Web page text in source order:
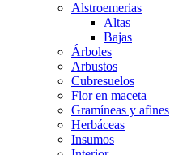
Alstroemerias
Altas
Bajas
Árboles
Arbustos
Cubresuelos
Flor en maceta
Gramíneas y afines
Herbáceas
Insumos